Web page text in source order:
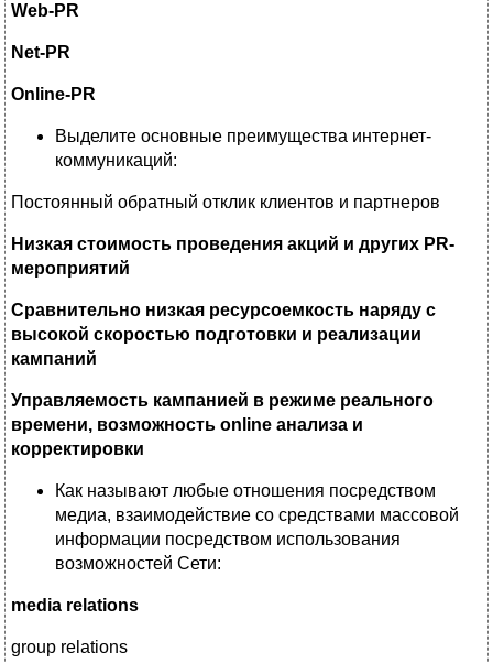
Web-PR
Net-PR
Online-PR
Выделите основные преимущества интернет-
коммуникаций:
Постоянный обратный отклик клиентов и партнеров
Низкая стоимость проведения акций и других PR-
мероприятий
Сравнительно низкая ресурсоемкость наряду с
высокой скоростью подготовки и реализации
кампаний
Управляемость кампанией в режиме реального
времени, возможность online анализа и
корректировки
Как называют любые отношения посредством
медиа, взаимодействие со средствами массовой
информации посредством использования
возможностей Сети:
media relations
group relations